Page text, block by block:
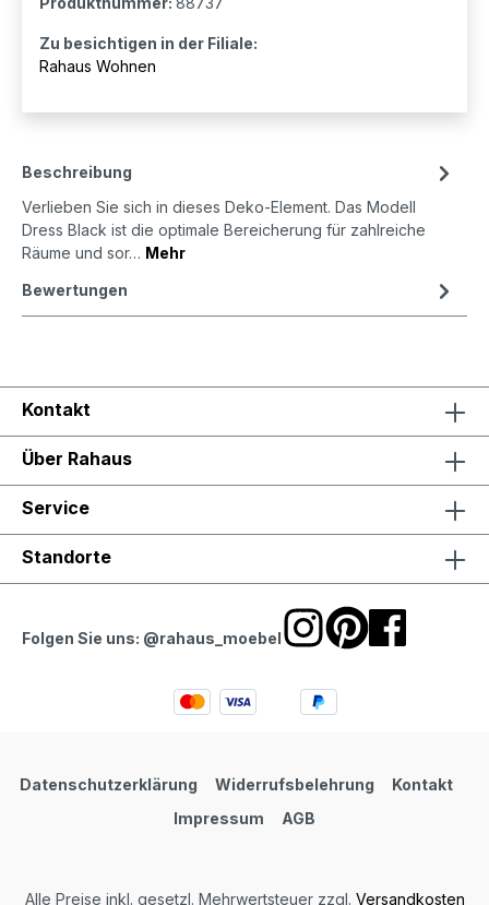
Zu besichtigen in der Filiale:
Rahaus Wohnen
Beschreibung
Verlieben Sie sich in dieses Deko-Element. Das Modell
Dress Black ist die optimale Bereicherung für zahlreiche
Räume und sor… Mehr
Bewertungen
Kontakt
Über Rahaus
Service
Standorte
Folgen Sie uns: @rahaus_moebel
Datenschutzerklärung Widerrufsbelehrung
Kontakt
Impressum
AGB
Alle Preise inkl. gesetzl. Mehrwertsteuer zzgl. Versandkosten